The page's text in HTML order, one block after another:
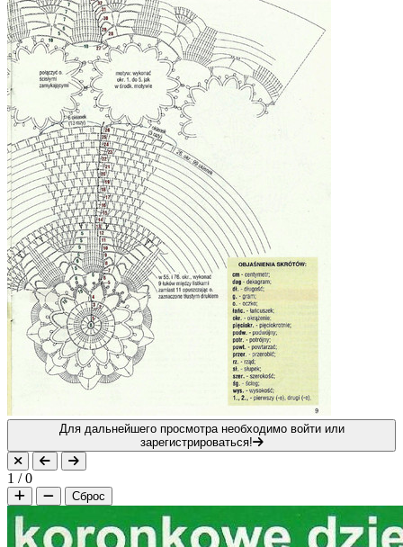
Для дальнейшего просмотра необходимо войти или
зарегистрироваться!
1 /0
Сброс